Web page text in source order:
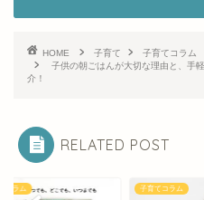
HOME 子育て
子育てコラム
子供の朝ごはんが大切な理由と、手
介！
RELATED POST
コラム 子育てコラム